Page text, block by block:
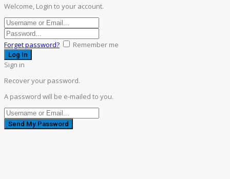
Welcome, Login to your account.
Forget password? Remember me
Sign in
Recover your password.
A password will be e-mailed to you.